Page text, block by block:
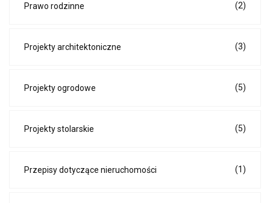
Prawo rodzinne (2)
Projekty architektoniczne (3)
Projekty ogrodowe (5)
Projekty stolarskie (5)
Przepisy dotyczące nieruchomości (1)